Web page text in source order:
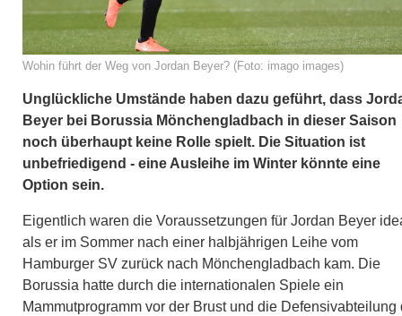
Wohin führt der Weg von Jordan Beyer? (Foto: imago images)
Unglückliche Umstände haben dazu geführt, dass
Beyer bei Borussia Mönchengladbach in dieser Saison
noch überhaupt keine Rolle spielt. Die Situation ist
unbefriedigend - eine Ausleihe im Winter könnte eine
Option sein.
Eigentlich waren die Voraussetzungen für Jordan Beyer
als er im Sommer nach einer halbjährigen Leihe vom
Hamburger SV zurück nach Mönchengladbach kam. Die
Borussia hatte durch die internationalen Spiele ein
Mammutprogramm vor der Brust und die Defensivabteilung